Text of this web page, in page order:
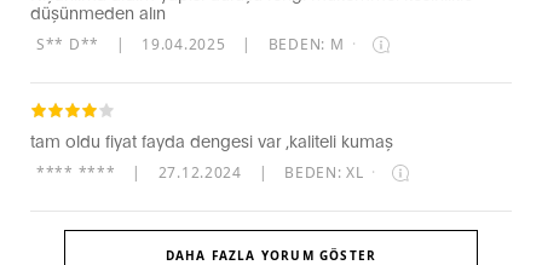
düşünmeden alın
S** D** | 19.04.2025 | BEDEN: M ·
tam oldu fiyat fayda dengesi var ,kaliteli kumaş
**** **** | 27.12.2024 | BEDEN: XL ·
DAHA FAZLA YORUM GÖSTER